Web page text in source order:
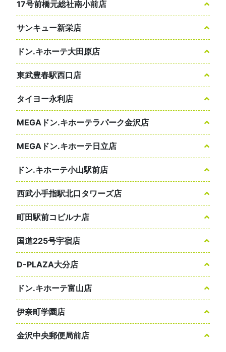
17号前橋元総社南小前店
サンキュー新栄店
ドン.キホーテ大田原店
東武豊春駅西口店
タイヨー永利店
MEGAドン.キホーテラパーク金沢店
MEGAドン.キホーテ日立店
ドン.キホーテ小山駅前店
西武小手指駅北口タワーズ店
町田駅前コビルナ店
国道225号宇宿店
D-PLAZA大分店
ドン.キホーテ富山店
伊奈町学園店
金沢中央郵便局前店